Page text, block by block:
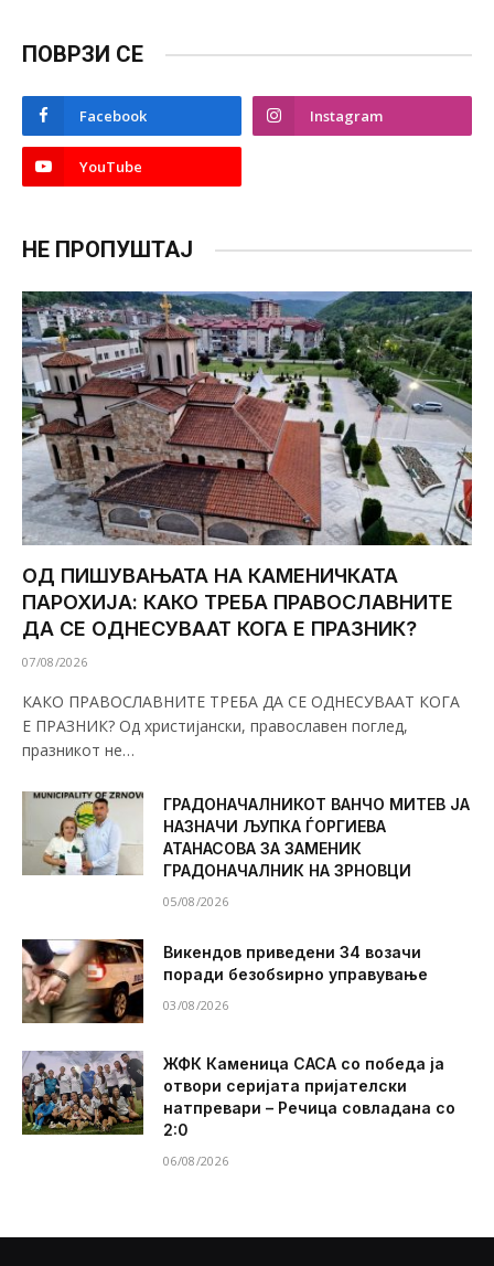
ПОВРЗИ СЕ
Facebook Instagram
YouTube
НЕ ПРОПУШТАЈ
ОД ПИШУВАЊАТА НА КАМЕНИЧКАТА
ПАРОХИЈА: КАКО ТРЕБА ПРАВОСЛАВНИТЕ
ДА СЕ ОДНЕСУВААТ КОГА Е ПРАЗНИК?
07/08/2026
КАКО ПРАВОСЛАВНИТЕ ТРЕБА ДА СЕ ОДНЕСУВААТ КОГА
Е ПРАЗНИК? Од христијански, православен поглед,
празникот не…
ГРАДОНАЧАЛНИКОТ ВАНЧО МИТЕВ ЈА
НАЗНАЧИ ЉУПКА ЃОРГИЕВА
АТАНАСОВА ЗА ЗАМЕНИК
ГРАДОНАЧАЛНИК НА ЗРНОВЦИ
05/08/2026
Викендов приведени 34 возачи
поради безобѕирно управување
03/08/2026
ЖФК Каменица САСА со победа ја
отвори серијата пријателски
натпревари – Речица совладана со
2:0
06/08/2026